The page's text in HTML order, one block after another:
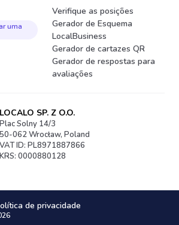
uma
Verifique as posições
Gerador de Esquema
LocalBusiness
Gerador de cartazes QR
Gerador de respostas para
avaliações
LOCALO SP. Z O.O.
Plac Solny 14/3
50-062 Wrocław, Poland
VAT ID: PL8971887866
KRS: 0000880128
de privacidade